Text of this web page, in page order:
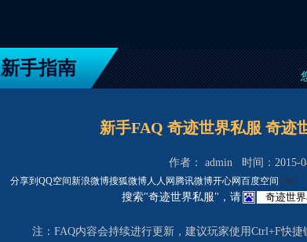
新手指南
新手FAQ 奇迹世界私服 奇迹
作者： admin 时间：2015-
分享到 QQ空间新浪微博搜狐微博人人网 腾讯微博开心网百度空间2.9K
搜索"奇迹世界私服"，请
注：FAQ内容会持续进行更新，建议玩家使用Ctrl+F快捷